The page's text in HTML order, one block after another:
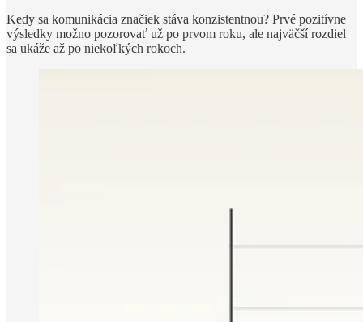
Kedy sa komunikácia značiek stáva konzistentnou? Prvé pozitívne
výsledky možno pozorovať už po prvom roku, ale najväčší rozdiel
sa ukáže až po niekoľkých rokoch.